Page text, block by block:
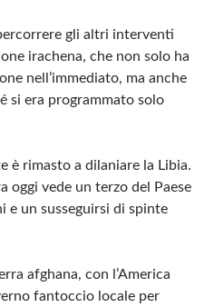
gli altri interventi
irachena, che non solo ha
nell’immediato, ma anche
si era programmato solo
è rimasto a dilaniare la Libia.
oggi vede un terzo del Paese
e un susseguirsi di spinte
afghana, con l’America
fantoccio locale per